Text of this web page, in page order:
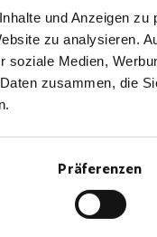
und Anzeigen
zu analysieren.
soziale Medien,
zusammen, die
Präferenzen
и
эффект,
диапазоны